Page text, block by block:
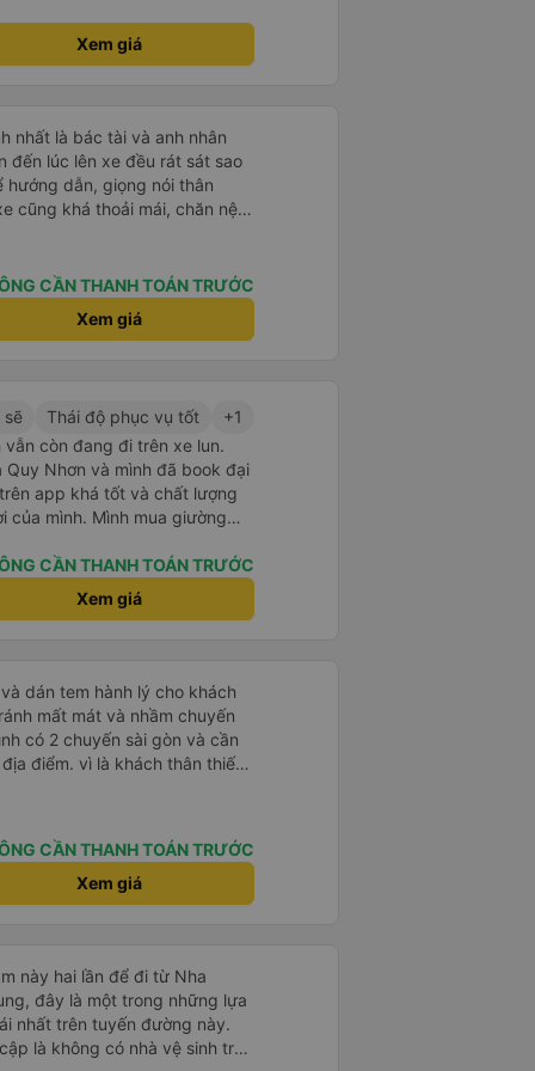
Xem giá
nhất là bác tài và anh nhân
dẫn, giọng nói thân
mình hầu hết là các cô bác
ban đầu dự kiến là Ngã 3
nhưng các anh hướng dẫn
nào dám chở đâu ( vì đây là
dân chơi cỏ kẹo ke...) Và
3 thành , nơi sáng sủa an
CẦN THANH TOÁN TRƯỚC
Xem giá
sẽ Thái độ phục vụ tốt
+1
còn đang đi trên xe lun.
Nhơn và mình đã book đại
app khá tốt và chất lượng
của mình. Mình mua giường
viên của nhà xe phải nói là
chuyến đi mình có gọi
trợ mình nói chuyện
mình lên xe trung chuyển và
giùm tụi mình. Trên xe thì
khách còn chuẩn bị cả
đặc biệt là có gối ôm.
Nchung là phải chấm nhà xe 10 sao mới đủ !!!
CẦN THANH TOÁN TRƯỚC
Xem giá
mất mát và nhầm chuyến
có 2 chuyến sài gòn và cần
thân thiết
và tin tưởng. tuy nhiên rất
nữa thì chắc chắn quy công ty
số 1 quy nhơn. rất cảm
chị Thảo đã lắng nghe và
CẦN THANH TOÁN TRƯỚC
Xem giá
này hai lần để đi từ Nha
đây là một trong những lựa
nhất trên tuyến đường này.
là không có nhà vệ sinh trên